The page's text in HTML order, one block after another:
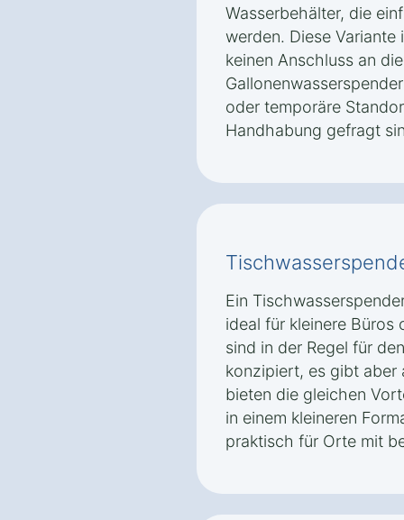
Wasserbehälter, die
werden. Diese
keinen Anschluss an
oder temporäre
Handhabung gefragt
Ein
ideal für kleinere Büros
sind in der Regel für
konzipiert, es gibt aber
bieten die gleichen
in einem kleineren
praktisch für Orte mit